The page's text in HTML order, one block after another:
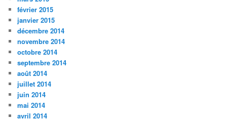
février 2015
janvier 2015
décembre 2014
novembre 2014
octobre 2014
septembre 2014
août 2014
juillet 2014
juin 2014
mai 2014
avril 2014